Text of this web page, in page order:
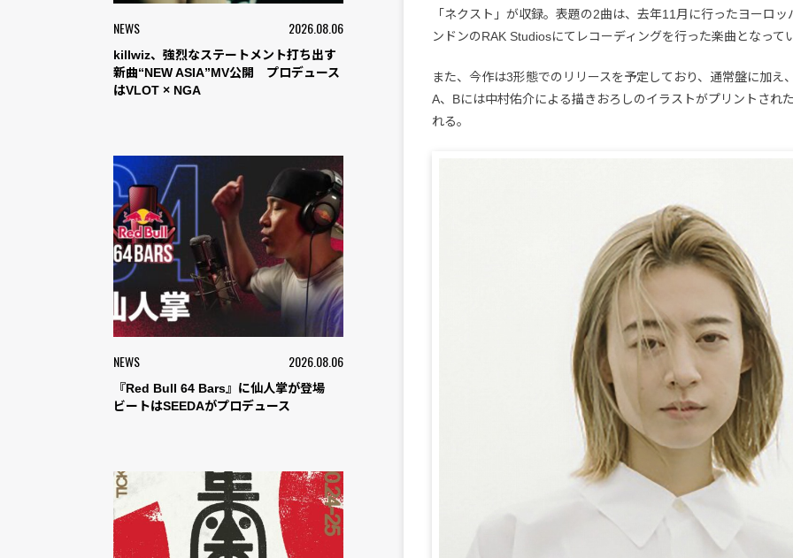
NEWS 2026.08.06
killwiz、強烈なステートメント打ち出す
新曲“NEW ASIA”MV公開 プロデュース
はVLOT × NGA
NEWS 2026.08.06
『Red Bull 64 Bars』に仙人掌が登場
ビートはSEEDAがプロデュース
「ネクスト」が収録。表題の2曲は、去年11月に行ったヨーロッ
ンドンのRAK Studiosにてレコーディングを行った楽曲となって
また、今作は3形態でのリリースを予定しており、通常盤に加え
A、Bには中村佑介による描きおろしのイラストがプリントされ
れる。